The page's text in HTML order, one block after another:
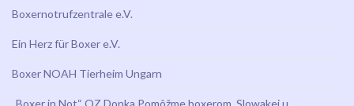
Boxernotrufzentrale e.V.
Ein Herz für Boxer e.V.
Boxer NOAH Tierheim Ungarn
„Boxer in Not“ OZ Donka Pomôžme boxerom, Slowakei u.